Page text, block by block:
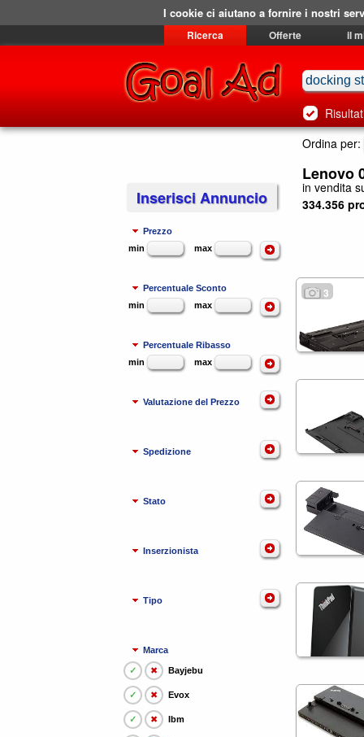
Ricerca Offerte il
Ordina per:
Lenovo
in vendita
334.356
Inserisci Annuncio
Prezzo
min
max
Percentuale Sconto
min
max
Percentuale Ribasso
min
max
Valutazione del Prezzo
Spedizione
Stato
Inserzionista
Tipo
Marca
✓ ✖ Bayjebu
✓ ✖ Evox
✓ ✖ Ibm
3
I cookie ci aiutano a fornire i nostri